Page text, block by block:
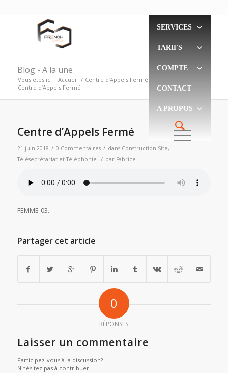
SERVICES
TARIFS
COMPTE
CONTACT
A PROPOS
Blog - A la une
Vous êtes ici : Accueil / Centre d’Appels Fermé
Centre d’Appels Fermé
Centre d’Appels Fermé
21 juin 2018 / 0 Commentaires / dans Construction Site,
Télésecrétariat et Téléphonie
/ par Fabrice
FEMME-03.
Partager cet article
0
RÉPONSES
Laisser un commentaire
Participez-vous à la discussion?
N'hésitez pas à contribuer!